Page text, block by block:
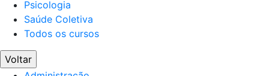
Psicologia
Saúde Coletiva
Todos os cursos
Voltar